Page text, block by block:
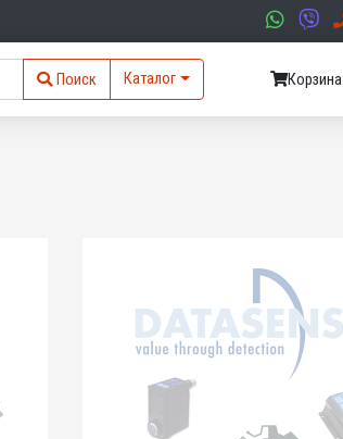
Поиск Каталог Корзина